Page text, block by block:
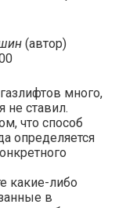
(автор)
много,
не ставил.
что способ
определяется
какие-либо
в